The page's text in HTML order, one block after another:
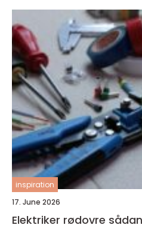
inspiration
17. June 2026
Elektriker rødovre sådan vælger du den